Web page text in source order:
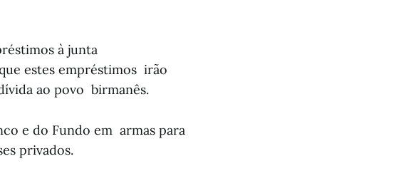
à junta
estes empréstimos irão
ao povo birmanês.
e do Fundo em armas para
privados.